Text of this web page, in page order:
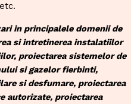
in principalele domenii de
si intretinerea instalatiilor
proiectarea sistemelor de
si gazelor fierbinti,
si desfumare, proiectarea
autorizate, proiectarea